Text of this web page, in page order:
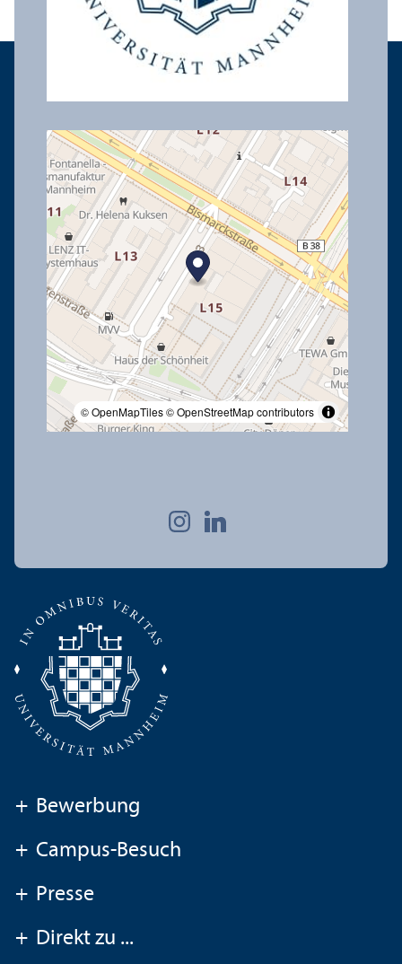
© OpenMapTiles© OpenStreetMap contributors
+ Bewerbung
+ Campus-Besuch
+ Presse
+ Direkt zu ...